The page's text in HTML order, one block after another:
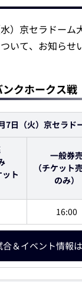
）京セラドーム
いて、お知らせ
クホークス戦
7日（火）京セラド
ット
一般券
（チケット
のみ）
16:00
合＆イベント情報